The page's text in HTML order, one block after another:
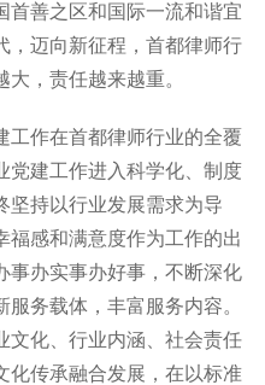
首善之区和国际一流和谐宜
，迈向新征程，首都律师行
，责任越来越重。
工作在首都律师行业的全覆
党建工作进入科学化、制度
坚持以行业发展需求为导
福感和满意度作为工作的出
事办实事办好事，不断深化
务载体，丰富服务内容。
文化、行业内涵、社会责任
化传承融合发展，在以标准